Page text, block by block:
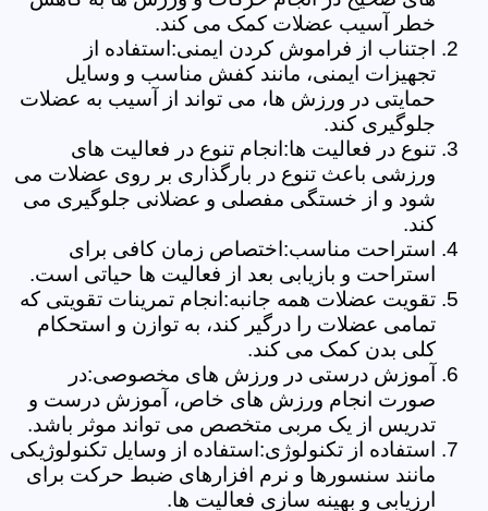
خطر آسیب عضلات کمک می کند.
اجتناب از فراموش کردن ایمنی:استفاده از
تجهیزات ایمنی، مانند کفش مناسب و وسایل
حمایتی در ورزش ها، می تواند از آسیب به عضلات
جلوگیری کند.
تنوع در فعالیت ها:انجام تنوع در فعالیت های
ورزشی باعث تنوع در بارگذاری بر روی عضلات می
شود و از خستگی مفصلی و عضلانی جلوگیری می
کند.
استراحت مناسب:اختصاص زمان کافی برای
استراحت و بازیابی بعد از فعالیت ها حیاتی است.
تقویت عضلات همه جانبه:انجام تمرینات تقویتی که
تمامی عضلات را درگیر کند، به توازن و استحکام
کلی بدن کمک می کند.
آموزش درستی در ورزش های مخصوصی:در
صورت انجام ورزش های خاص، آموزش درست و
تدریس از یک مربی متخصص می تواند موثر باشد.
استفاده از تکنولوژی:استفاده از وسایل تکنولوژیکی
مانند سنسورها و نرم افزارهای ضبط حرکت برای
ارزیابی و بهینه سازی فعالیت ها.